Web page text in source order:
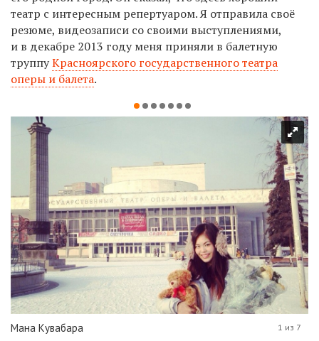
театр с интересным репертуаром. Я отправила своё
резюме, видеозаписи со своими выступлениями,
и в декабре 2013 году меня приняли в балетную
труппуКрасноярского государственного театра
оперы и балета.
Мана Кувабара 1 из 7